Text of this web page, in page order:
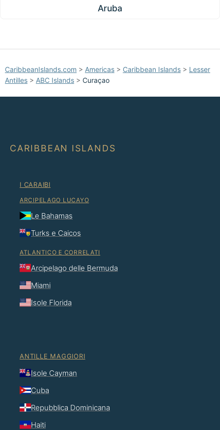
Aruba
CaribbeanIslands.com > Americas > Caribbean Islands > Lesser
Antilles > ABC Islands > Curaçao
CARIBBEAN ISLANDS
I CARAIBI
ARCIPELAGO LUCAYO
Le Bahamas
Turks e Caicos
ATLANTICO E CORRELATI
Arcipelago delle Bermuda
Miami
Isole Florida
ANTILLE MAGGIORI
Isole Cayman
Cuba
Repubblica Dominicana
Haiti